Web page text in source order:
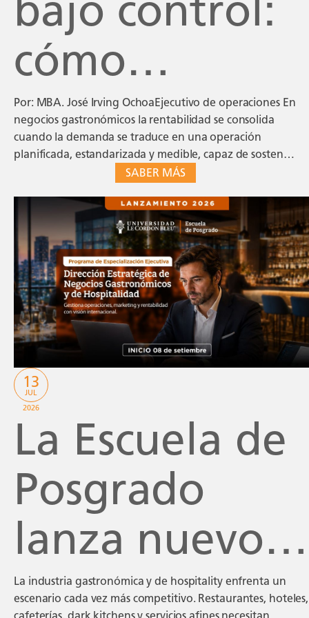
cómo
convertir la
operación de
un
restaurante
en
rentabilidad
Por: MBA. José Irving OchoaEjecutivo de operaciones En
negocios gastronómicos la rentabilidad se consolida
cuando la demanda se traduce en una operación
planificada, estandarizada y medible, capaz de sostener
la calidad, el servicio y el margen. La rentabilidad se
un alto volumen de ventas y, aun así, […]
SABER MÁS
13
JUL
2026
La Escuela de
Posgrado
lanza nuevo
programa de
La industria gastronómica y de hospitality enfrenta un
escenario cada vez más competitivo. Restaurantes, hoteles,